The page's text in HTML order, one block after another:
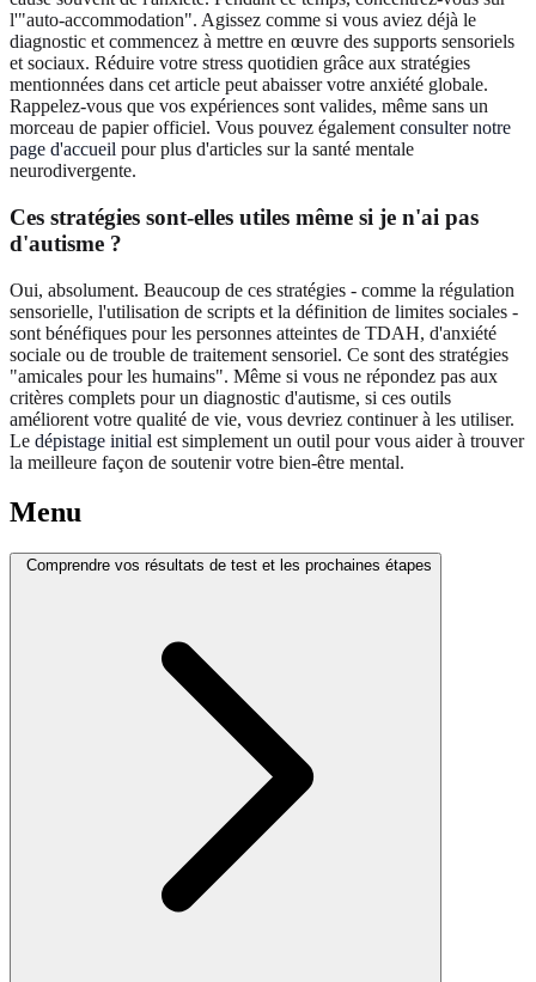
l'"auto-accommodation". Agissez comme si vous aviez déjà le
diagnostic et commencez à mettre en œuvre des supports sensoriels
et sociaux. Réduire votre stress quotidien grâce aux stratégies
mentionnées dans cet article peut abaisser votre anxiété globale.
Rappelez-vous que vos expériences sont valides, même sans un
morceau de papier officiel. Vous pouvez également consulter notre
page d'accueil pour plus d'articles sur la santé mentale
neurodivergente.
Ces stratégies sont-elles utiles même si je n'ai pas
d'autisme ?
Oui, absolument. Beaucoup de ces stratégies - comme la régulation
sensorielle, l'utilisation de scripts et la définition de limites sociales -
sont bénéfiques pour les personnes atteintes de TDAH, d'anxiété
sociale ou de trouble de traitement sensoriel. Ce sont des stratégies
"amicales pour les humains". Même si vous ne répondez pas aux
critères complets pour un diagnostic d'autisme, si ces outils
améliorent votre qualité de vie, vous devriez continuer à les utiliser.
Le dépistage initial est simplement un outil pour vous aider à trouver
la meilleure façon de soutenir votre bien-être mental.
Menu
Comprendre vos résultats de test et les prochaines étapes